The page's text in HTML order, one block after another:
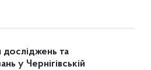
досліджень та
у Чернігівській